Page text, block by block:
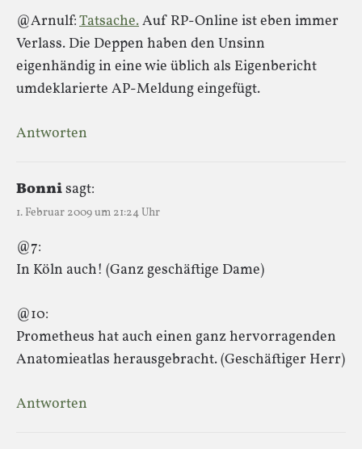
@Arnulf:Tatsache.Auf RP-Online ist eben immer
Verlass. Die Deppen haben den Unsinn
eigenhändig in eine wie üblich als Eigenbericht
umdeklarierte AP-Meldung eingefügt.
Antworten
Bonnisagt:
1. Februar 2009 um 21:24 Uhr
@7:
In Köln auch! (Ganz geschäftige Dame)
@10:
Prometheus hat auch einen ganz hervorragenden
Anatomieatlas herausgebracht. (Geschäftiger Herr)
Antworten